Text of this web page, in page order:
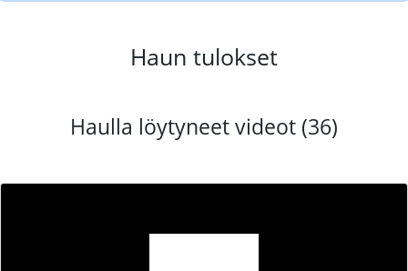
Haun tulokset
Haulla löytyneet videot (36)